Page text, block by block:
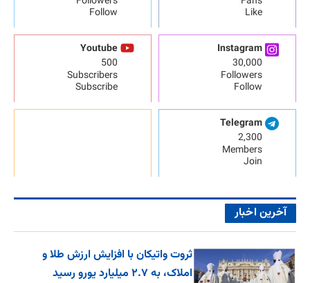
Like
Follow
Instagram
30,000
Followers
Follow
Youtube
500
Subscribers
Subscribe
Telegram
2,300
Members
Join
آخرین اخبار
ثروت واتیکان با افزایش ارزش طلا و
املاک، به ۲.۷ میلیارد یورو رسید